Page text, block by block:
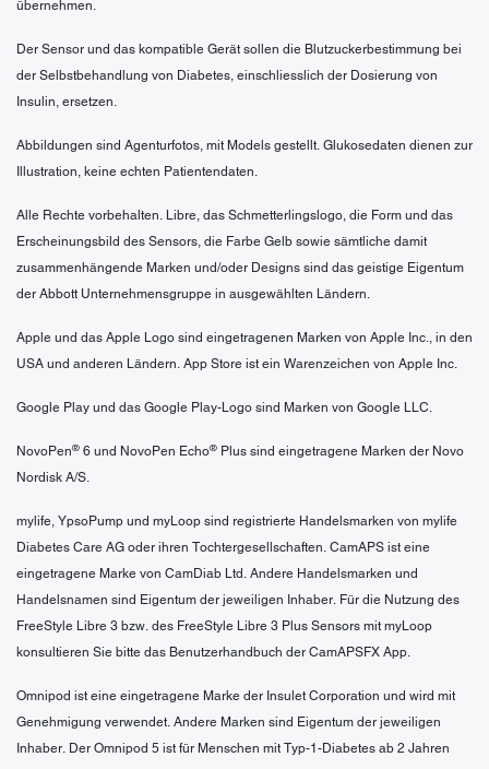
übernehmen.
Der Sensor und das kompatible Gerät sollen die Blutzuckerbestimmung bei
der Selbstbehandlung von Diabetes, einschliesslich der Dosierung von
Insulin, ersetzen.
Abbildungen sind Agenturfotos, mit Models gestellt. Glukosedaten dienen zur
Illustration, keine echten Patientendaten.
Alle Rechte vorbehalten. Libre, das Schmetterlingslogo, die Form und das
Erscheinungsbild des Sensors, die Farbe Gelb sowie sämtliche damit
zusammenhängende Marken und/oder Designs sind das geistige Eigentum
der Abbott Unternehmensgruppe in ausgewählten Ländern.
Apple und das Apple Logo sind eingetragenen Marken von Apple Inc., in den
USA und anderen Ländern. App Store ist ein Warenzeichen von Apple Inc.
Google Play und das Google Play-Logo sind Marken von Google LLC.
NovoPen® 6 und NovoPen Echo® Plus sind eingetragene Marken der Novo
Nordisk A/S.
mylife, YpsoPump und myLoop sind registrierte Handelsmarken von mylife
Diabetes Care AG oder ihren Tochtergesellschaften. CamAPS ist eine
eingetragene Marke von CamDiab Ltd. Andere Handelsmarken und
Handelsnamen sind Eigentum der jeweiligen Inhaber. Für die Nutzung des
FreeStyle Libre 3 bzw. des FreeStyle Libre 3 Plus Sensors mit myLoop
konsultieren Sie bitte das Benutzerhandbuch der CamAPSFX App.
Omnipod ist eine eingetragene Marke der Insulet Corporation und wird mit
Genehmigung verwendet. Andere Marken sind Eigentum der jeweiligen
Inhaber. Der Omnipod 5 ist für Menschen mit Typ-1-Diabetes ab 2 Jahren